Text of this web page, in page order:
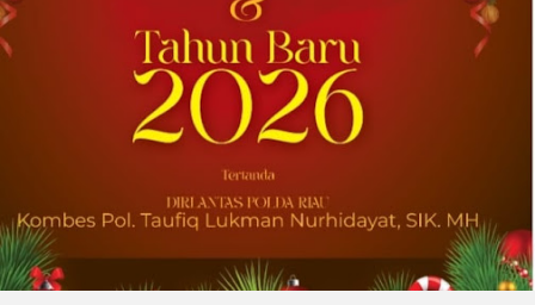
2026-08-01 00:27:35| Source:
Univar Solutions Mengapresiasi Mitra
Awards Tahunan
DOWNERS GROVE, Illinois, Aug. 01, 2026
(GLOBE NEWSWIRE) -- Univar Solutions LLC
(“Univar Solutions” atau “Perusahaan”),
penyedia solusi global terkemuka bagi